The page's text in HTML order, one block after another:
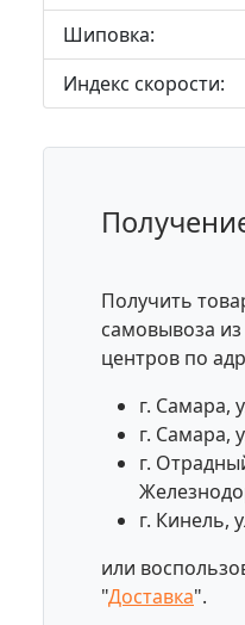
Шиповка:
Индекс скорости:
Получить
самовывоза
центров по
г. Самара,
г. Самара,
г.
г. Кинель,
или
"Доставка".